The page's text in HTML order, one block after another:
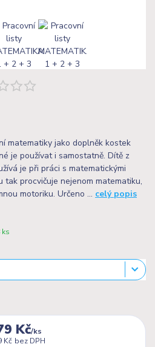
matematiky jako doplněk kostek
je používat i samostatně. Dítě z
je při práci s matematickými
procvičuje nejenom matematiku,
motoriku. Určeno ... celý popis
Kč/ks
Kč bez DPH